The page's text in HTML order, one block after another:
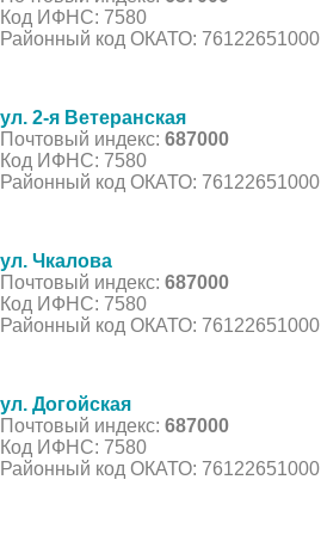
Код ИФНС: 7580
Районный код ОКАТО: 76122651000
ул. 2-я Ветеранская
Почтовый индекс: 687000
Код ИФНС: 7580
Районный код ОКАТО: 76122651000
ул. Чкалова
Почтовый индекс: 687000
Код ИФНС: 7580
Районный код ОКАТО: 76122651000
ул. Догойская
Почтовый индекс: 687000
Код ИФНС: 7580
Районный код ОКАТО: 76122651000